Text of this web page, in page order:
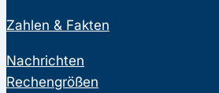
Zahlen & Fakten
Nachrichten
Rechengrößen